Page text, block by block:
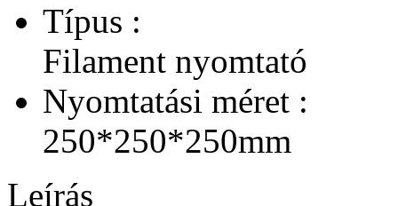
Típus :
Filament nyomtató
Nyomtatási méret :
250*250*250mm
Leírás